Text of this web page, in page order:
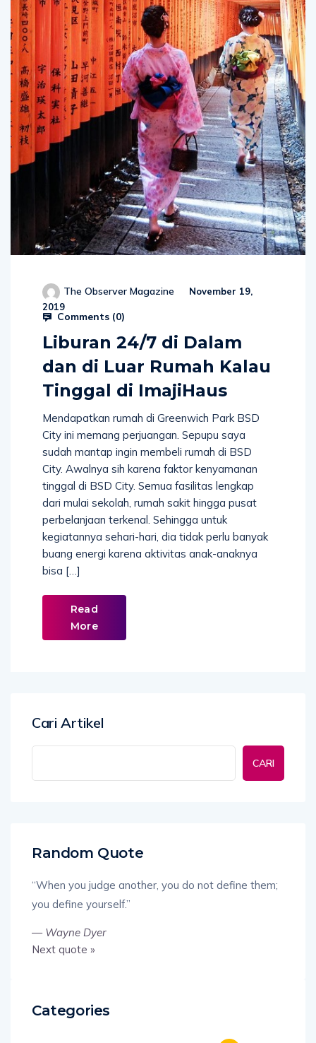
The Observer Magazine
November 19,
2019
Comments (0)
Liburan 24/7 di Dalam
dan di Luar Rumah Kalau
Tinggal di ImajiHaus
Mendapatkan rumah di Greenwich Park BSD
City ini memang perjuangan. Sepupu saya
sudah mantap ingin membeli rumah di BSD
City. Awalnya sih karena faktor kenyamanan
tinggal di BSD City. Semua fasilitas lengkap
dari mulai sekolah, rumah sakit hingga pusat
perbelanjaan terkenal. Sehingga untuk
kegiatannya sehari-hari, dia tidak perlu banyak
buang energi karena aktivitas anak-anaknya
bisa […]
Read
More
Cari Artikel
CARI
Random Quote
“When you judge another, you do not define them;
you define yourself.”
— Wayne Dyer
Next quote »
Categories